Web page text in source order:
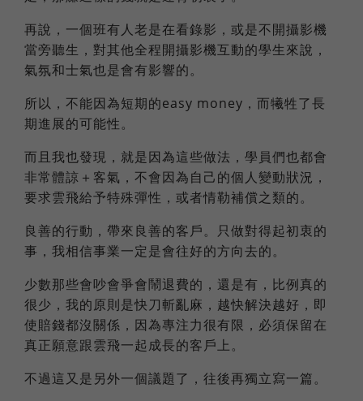
再說，一個班有人老是在看錄影，或是不開攝影機
當旁聽生，對其他全程開攝影機互動的學生來說，
氣氛和士氣也是會有影響的。
所以，不能因為短期的easy money，而犧牲了長
期進展的可能性。
而且我也發現，就是因為這些做法，學員們也都會
非常體諒＋客氣，不會因為自己的個人變動狀況，
要求雲飛給予特殊彈性，或者情勒補償之類的。
良善的行動，帶來良善的客戶。只做對得起初衷的
事，我相信事業一定是會往好的方向去的。
少數那些會吵會爭會鬧退費的，還是有，比例真的
很少，我的原則是快刀斬亂麻，越快解決越好，即
使賠錢都沒關係，因為專注力很有限，必須保留在
真正願意跟雲飛一起成長的客戶上。
不過這又是另外一個議題了，往後再獨立寫一篇。